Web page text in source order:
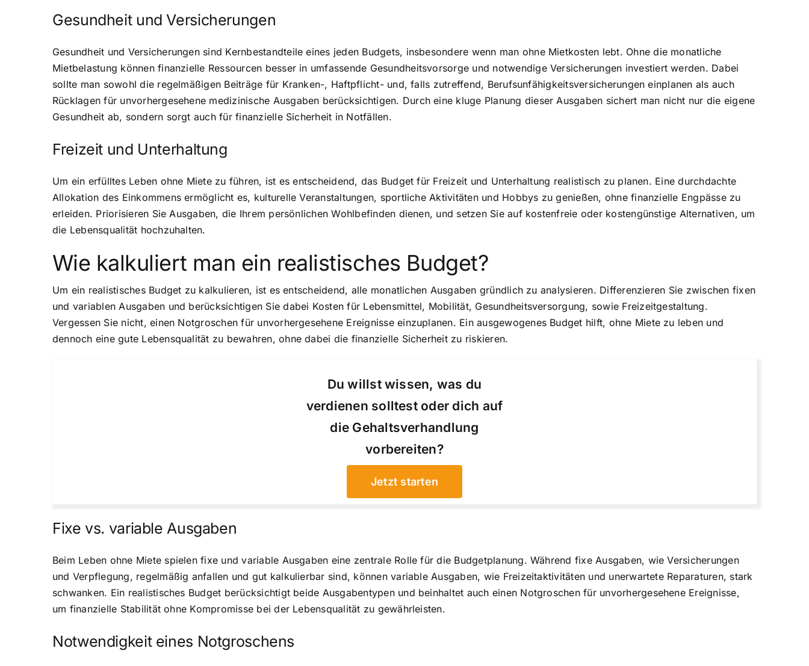
Gesundheit und Versicherungen
Gesundheit und Versicherungen sind Kernbestandteile eines jeden Budgets, insbesondere wenn man ohne Mietkosten lebt. Ohne die monatliche
Mietbelastung können finanzielle Ressourcen besser in umfassende Gesundheitsvorsorge und notwendige Versicherungen investiert werden. Dabei
sollte man sowohl die regelmäßigen Beiträge für Kranken-, Haftpflicht- und, falls zutreffend, Berufsunfähigkeitsversicherungen einplanen als auch
Rücklagen für unvorhergesehene medizinische Ausgaben berücksichtigen. Durch eine kluge Planung dieser Ausgaben sichert man nicht nur die eigene
Gesundheit ab, sondern sorgt auch für finanzielle Sicherheit in Notfällen.
Freizeit und Unterhaltung
Um ein erfülltes Leben ohne Miete zu führen, ist es entscheidend, das Budget für Freizeit und Unterhaltung realistisch zu planen. Eine durchdachte
Allokation des Einkommens ermöglicht es, kulturelle Veranstaltungen, sportliche Aktivitäten und Hobbys zu genießen, ohne finanzielle Engpässe zu
erleiden. Priorisieren Sie Ausgaben, die Ihrem persönlichen Wohlbefinden dienen, und setzen Sie auf kostenfreie oder kostengünstige Alternativen, um
die Lebensqualität hochzuhalten.
Wie kalkuliert man ein realistisches Budget?
Um ein realistisches Budget zu kalkulieren, ist es entscheidend, alle monatlichen Ausgaben gründlich zu analysieren. Differenzieren Sie zwischen fixen
und variablen Ausgaben und berücksichtigen Sie dabei Kosten für Lebensmittel, Mobilität, Gesundheitsversorgung, sowie Freizeitgestaltung.
Vergessen Sie nicht, einen Notgroschen für unvorhergesehene Ereignisse einzuplanen. Ein ausgewogenes Budget hilft, ohne Miete zu leben und
dennoch eine gute Lebensqualität zu bewahren, ohne dabei die finanzielle Sicherheit zu riskieren.
Du willst wissen, was du
verdienen solltest oder dich auf
die Gehaltsverhandlung
vorbereiten?
Jetzt starten
Fixe vs. variable Ausgaben
Beim Leben ohne Miete spielen fixe und variable Ausgaben eine zentrale Rolle für die Budgetplanung. Während fixe Ausgaben, wie Versicherungen
und Verpflegung, regelmäßig anfallen und gut kalkulierbar sind, können variable Ausgaben, wie Freizeitaktivitäten und unerwartete Reparaturen, stark
schwanken. Ein realistisches Budget berücksichtigt beide Ausgabentypen und beinhaltet auch einen Notgroschen für unvorhergesehene Ereignisse,
um finanzielle Stabilität ohne Kompromisse bei der Lebensqualität zu gewährleisten.
Notwendigkeit eines Notgroschens